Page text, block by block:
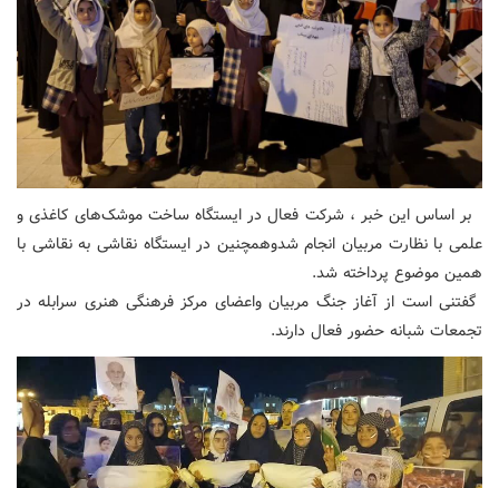
بر اساس این خبر ، شرکت فعال در ایستگاه ساخت موشک‌های کاغذی و
علمی با نظارت مربیان انجام شدوهمچنین در ایستگاه نقاشی به نقاشی با
همین موضوع پرداخته شد.
گفتنی است از آغاز جنگ مربیان واعضای مرکز فرهنگی هنری سرابله در
تجمعات شبانه حضور فعال دارند.